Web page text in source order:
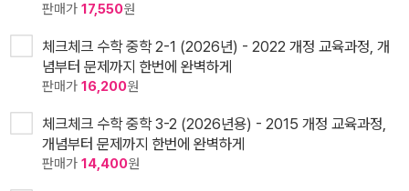
판매가 17,550원
체크체크 수학 중학 2-1 (2026년) - 2022 개정 교육과정, 개
념부터 문제까지 한번에 완벽하게
판매가 16,200원
체크체크 수학 중학 3-2 (2026년용) - 2015 개정 교육과정,
개념부터 문제까지 한번에 완벽하게
판매가 14,400원